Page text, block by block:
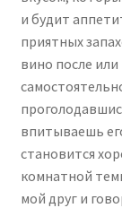
и будит
приятных
вино после
впитываешь
становится
комнатной
мой друг и